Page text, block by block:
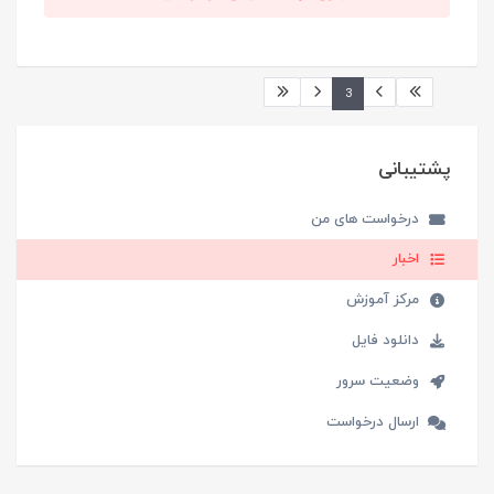
3
پشتیبانی
درخواست های من
اخبار
مرکز آموزش
دانلود فایل
وضعیت سرور
ارسال درخواست